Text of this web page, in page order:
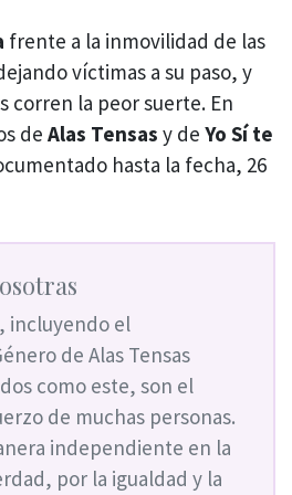
frente a la inmovilidad de las
víctimas a su paso, y
corren la peor suerte. En
de Alas Tensas y de Yo Sí te
hasta la fecha, 26
incluyendo el
de Alas Tensas
como este, son el
de muchas personas.
independiente en la
por la igualdad y la